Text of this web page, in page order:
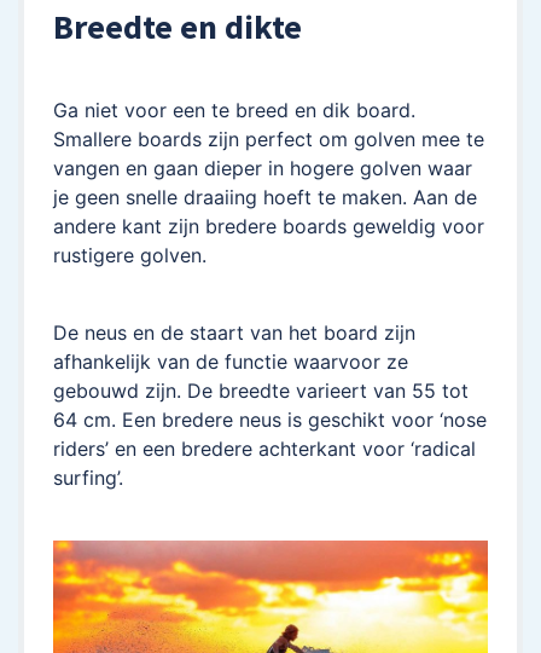
Breedte en dikte
Ga niet voor een te breed en dik board.
Smallere boards zijn perfect om golven mee te
vangen en gaan dieper in hogere golven waar
je geen snelle draaiing hoeft te maken. Aan de
andere kant zijn bredere boards geweldig voor
rustigere golven.
De neus en de staart van het board zijn
afhankelijk van de functie waarvoor ze
gebouwd zijn. De breedte varieert van 55 tot
64 cm. Een bredere neus is geschikt voor ‘nose
riders’ en een bredere achterkant voor ‘radical
surfing’.